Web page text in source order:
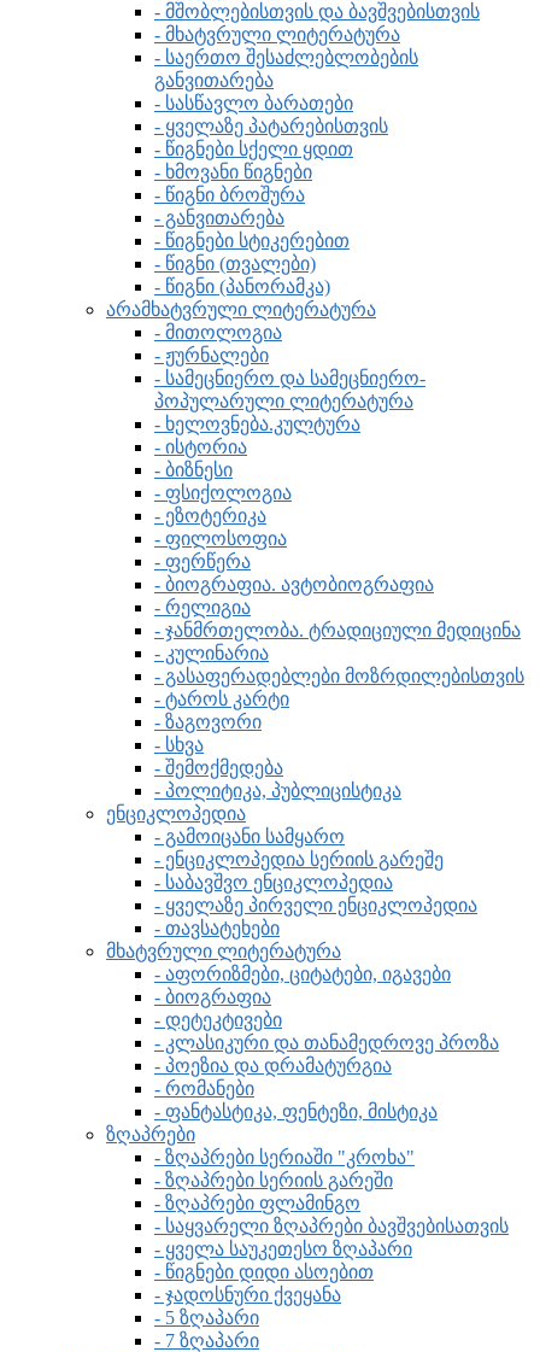
- მშობლებისთვის და ბავშვებისთვის
- მხატვრული ლიტერატურა
- საერთო შესაძლებლობების
განვითარება
- სასწავლო ბარათები
- ყველაზე პატარებისთვის
- წიგნები სქელი ყდით
- ხმოვანი წიგნები
- წიგნი ბროშურა
- განვითარება
- წიგნები სტიკერებით
- წიგნი (თვალები)
- წიგნი (პანორამკა)
არამხატვრული ლიტერატურა
- მითოლოგია
- ჟურნალები
- სამეცნიერო და სამეცნიერო-
პოპულარული ლიტერატურა
- ხელოვნება.კულტურა
- ისტორია
- ბიზნესი
- ფსიქოლოგია
- ეზოტერიკა
- ფილოსოფია
- ფერწერა
- ბიოგრაფია. ავტობიოგრაფია
- რელიგია
- ჯანმრთელობა. ტრადიციული მედიცინა
- კულინარია
- გასაფერადებლები მოზრდილებისთვის
- ტაროს კარტი
- ზაგოვორი
- სხვა
- შემოქმედება
- პოლიტიკა, პუბლიცისტიკა
ენციკლოპედია
- გამოიცანი სამყარო
- ენციკლოპედია სერიის გარეშე
- საბავშვო ენციკლოპედია
- ყველაზე პირველი ენციკლოპედია
- თავსატეხები
მხატვრული ლიტერატურა
- აფორიზმები, ციტატები, იგავები
- ბიოგრაფია
- დეტეკტივები
- კლასიკური და თანამედროვე პროზა
- პოეზია და დრამატურგია
- რომანები
- ფანტასტიკა, ფენტეზი, მისტიკა
ზღაპრები
- ზღაპრები სერიაში "კროხა"
- ზღაპრები სერიის გარეში
- ზღაპრები ფლამინგო
- საყვარელი ზღაპრები ბავშვებისათვის
- ყველა საუკეთესო ზღაპარი
- წიგნები დიდი ასოებით
- ჯადოსნური ქვეყანა
- 5 ზღაპარი
- 7 ზღაპარი